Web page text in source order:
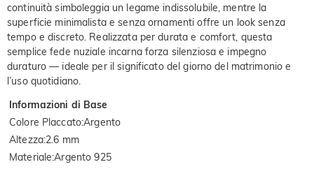
continuità simboleggia un legame indissolubile, mentre la
superficie minimalista e senza ornamenti offre un look senza
tempo e discreto. Realizzata per durata e comfort, questa
semplice fede nuziale incarna forza silenziosa e impegno
duraturo — ideale per il significato del giorno del matrimonio e
l’uso quotidiano.
Informazioni di Base
Colore Placcato:Argento
Altezza:2.6 mm
Materiale:Argento 925